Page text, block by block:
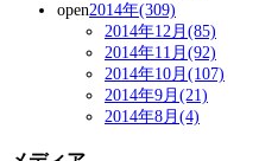
open2014年(309)
2014年12月(85)
2014年11月(92)
2014年10月(107)
2014年9月(21)
2014年8月(4)